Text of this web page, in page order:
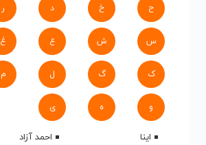
ح خ د ر
س ش ع غ
ک گ ل م
و ه ی
اینا
احمد آزاد